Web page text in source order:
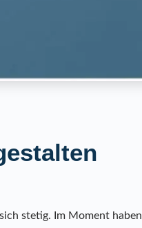
stetig. Im Moment haben